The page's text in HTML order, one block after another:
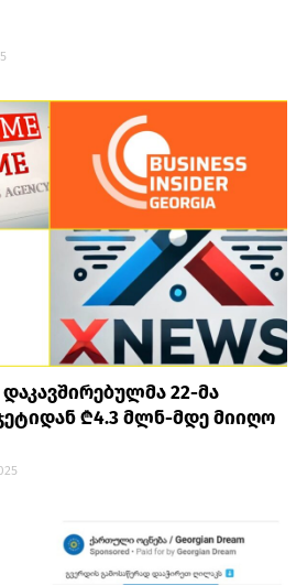
დაკავშირებულმა 22-მა
₾4.3 მლნ-მდე მიიღო